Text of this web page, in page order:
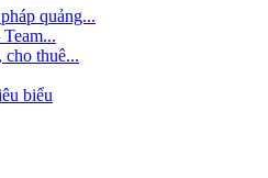
quảng...
cho thuê...
biểu